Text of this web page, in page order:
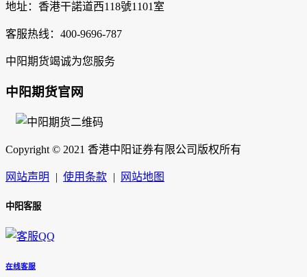
地址：香港干諾道西118號1101室
客服热线：400-9696-787
中阳期货竭诚为您服务
中阳期货官网
Copyright © 2021 香港中阳证券有限公司版权所有
网站声明 | 使用条款 | 网站地图
中阳客服
在线客服